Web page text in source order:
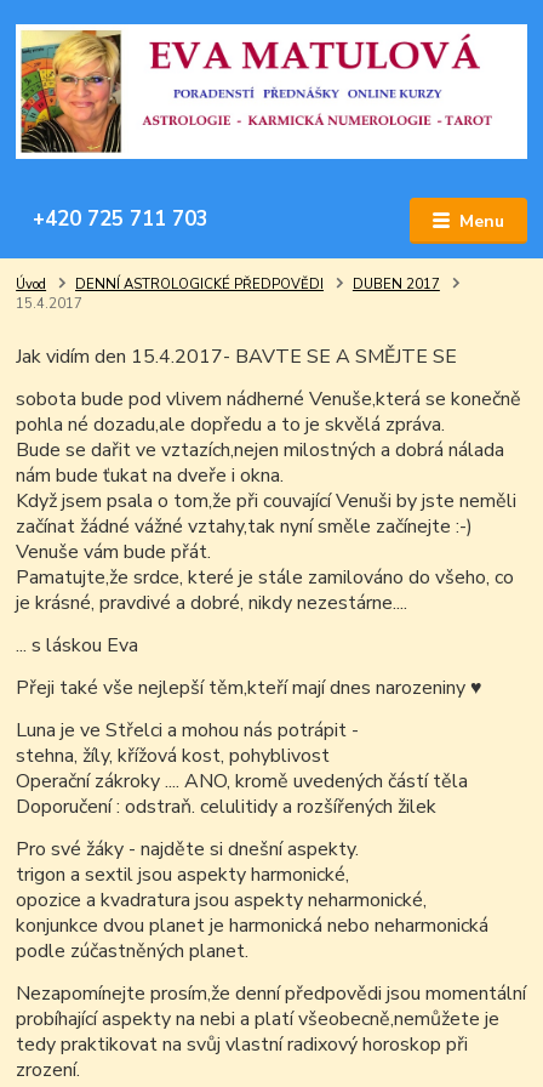
Menu
+420 725 711 703
Úvod DENNÍ ASTROLOGICKÉ PŘEDPOVĚDI
DUBEN 2017
15.4.2017
Jak vidím den 15.4.2017- BAVTE SE A SMĚJTE SE
sobota bude pod vlivem nádherné Venuše,která se konečně
pohla né dozadu,ale dopředu a to je skvělá zpráva.
Bude se dařit ve vztazích,nejen milostných a dobrá nálada
nám bude ťukat na dveře i okna.
Když jsem psala o tom,že při couvající Venuši by jste neměli
začínat žádné vážné vztahy,tak nyní směle začínejte:-)
Venuše vám bude přát.
Pamatujte,že srdce, které je stále zamilováno do všeho, co
je krásné, pravdivé a dobré, nikdy nezestárne....
... s láskou Eva
Přeji také vše nejlepší těm,kteří mají dnes narozeniny♥
Luna je ve Střelci a mohou nás potrápit -
stehna, žíly, křížová kost, pohyblivost
Operační zákroky .... ANO, kromě uvedených částí těla
Doporučení : odstraň. celulitidy a rozšířených žilek
Pro své žáky - najděte si dnešní aspekty.
trigon a sextil jsou aspekty harmonické,
opozice a kvadratura jsou aspekty neharmonické,
konjunkce dvou planet je harmonická nebo neharmonická
podle zúčastněných planet.
Nezapomínejte prosím,že denní předpovědi jsou momentální
probíhající aspekty na nebi a platí všeobecně,nemůžete je
tedy praktikovat na svůj vlastní radixový horoskop při
zrození.